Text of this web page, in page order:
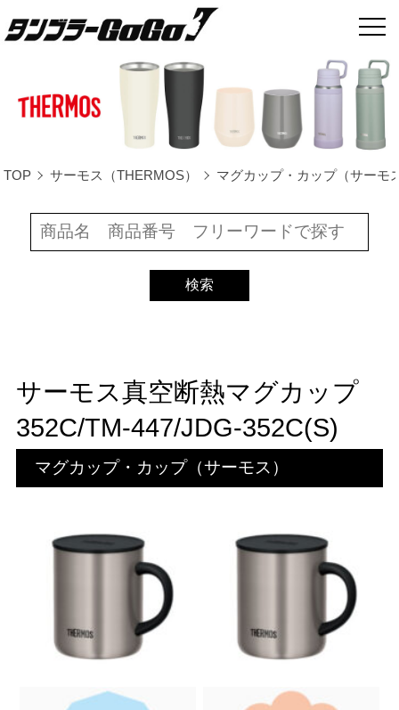
TOP サーモス（THERMOS） マグカップ・カップ（サーモ
サーモス真空断熱マグカップ
352C/TM-447/JDG-352C(S)
マグカップ・カップ（サーモス）